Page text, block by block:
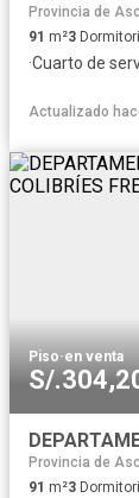
Provincia de
91 m²3
·Cuarto de
Actualizado
Piso·en venta
S/
Provincia de
91 m²3